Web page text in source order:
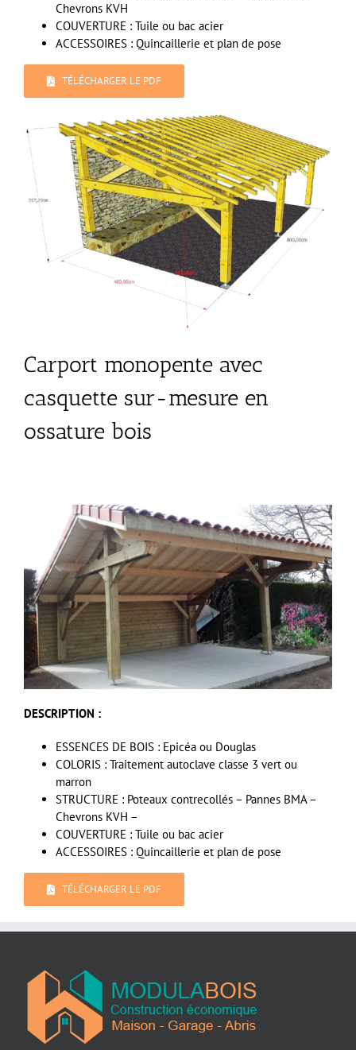
Chevrons KVH
COUVERTURE : Tuile ou bac acier
ACCESSOIRES : Quincaillerie et plan de pose
TÉLÉCHARGER LE PDF
Carport monopente avec
casquette sur-mesure en
ossature bois
DESCRIPTION :
ESSENCES DE BOIS : Epicéa ou Douglas
COLORIS : Traitement autoclave classe 3 vert ou
marron
STRUCTURE : Poteaux contrecollés – Pannes BMA –
Chevrons KVH –
COUVERTURE : Tuile ou bac acier
ACCESSOIRES : Quincaillerie et plan de pose
TÉLÉCHARGER LE PDF